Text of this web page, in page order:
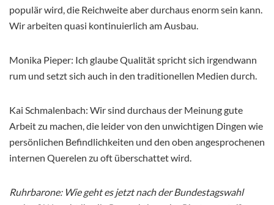
populär wird, die Reichweite aber durchaus enorm sein kann.
Wir arbeiten quasi kontinuierlich am Ausbau.
Monika Pieper: Ich glaube Qualität spricht sich irgendwann
rum und setzt sich auch in den traditionellen Medien durch.
Kai Schmalenbach: Wir sind durchaus der Meinung gute
Arbeit zu machen, die leider von den unwichtigen Dingen wie
persönlichen Befindlichkeiten und den oben angesprochenen
internen Querelen zu oft überschattet wird.
Ruhrbarone: Wie geht es jetzt nach der Bundestagswahl